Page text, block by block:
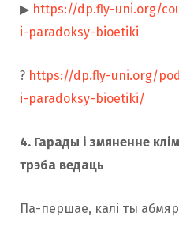
▶ https://dp.fly-uni.org/
i-paradoksy-bioetiki
? https://dp.fly-uni.org/
i-paradoksy-bioetiki/
4. Гарады і змяненне
трэба ведаць
Па-першае, калі ты